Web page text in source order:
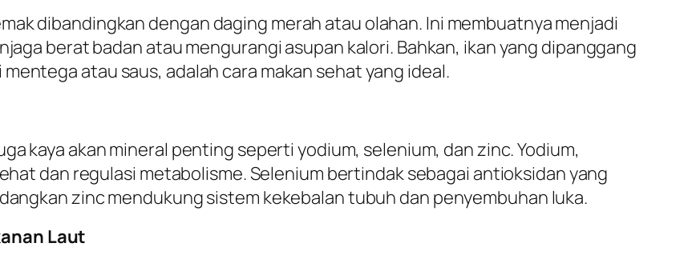
dibandingkan dengan daging merah atau olahan. Ini membuatnya menjadi
berat badan atau mengurangi asupan kalori. Bahkan, ikan yang dipanggang
atau saus, adalah cara makan sehat yang ideal.
kaya akan mineral penting seperti yodium, selenium, dan zinc. Yodium,
dan regulasi metabolisme. Selenium bertindak sebagai antioksidan yang
zinc mendukung sistem kekebalan tubuh dan penyembuhan luka.
Laut